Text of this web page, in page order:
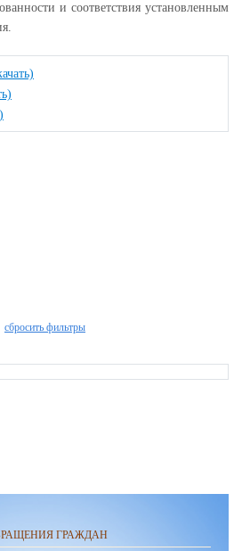
и соответствия установленным
сбросить фильтры
ГРАЖДАН